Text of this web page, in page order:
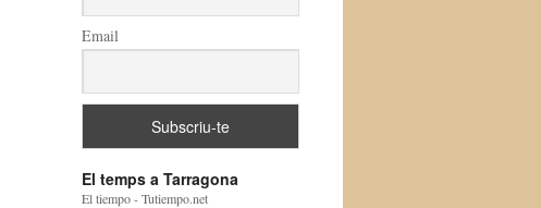
Email
El temps a Tarragona
El tiempo - Tutiempo.net